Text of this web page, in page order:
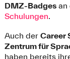
DMZ-Badges an
Schulungen.
Auch der Career
Zentrum für
haben bereits